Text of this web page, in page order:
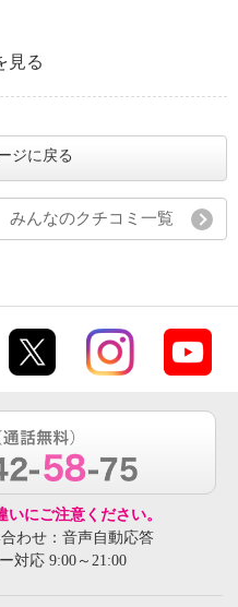
見る
ジに戻る
みんなのクチコミ一覧
にご注意ください。
わせ：音声自動応答
対応 9:00～21:00